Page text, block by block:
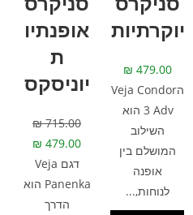
יוקרתיות
₪ 479.00
הVeja Condor
3 Adv הוא
השילוב
המושלם בין
אופנה
לנוחות,...
אופנתיו
ת
יוניסקס
₪715.00
₪ 479.00
דגם Veja
Panenka הוא
הדרך